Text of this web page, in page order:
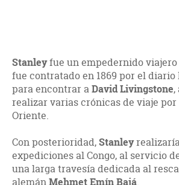
Stanleyfue un empedernido
fue contratado en 1869 por el diario
para encontrar aDavid Livingstone
realizar varias crónicas de viaje por
Oriente.
Con posterioridad,Stanley
expediciones al Congo, al servicio
una larga travesía dedicada al
alemánMehmet Emín Bajá.